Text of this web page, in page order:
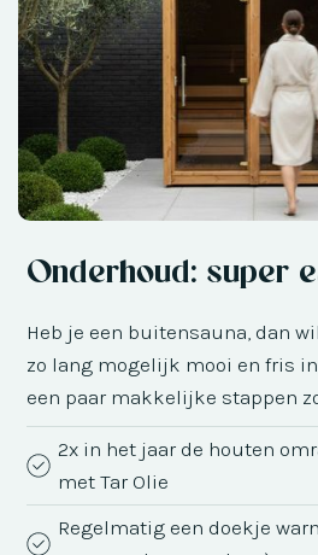
Onderhoud: super
Heb je een buitensauna, dan
zo lang mogelijk mooi en fris
een paar makkelijke stappen
2x in het jaar de houten
met Tar Olie
Regelmatig een doekje